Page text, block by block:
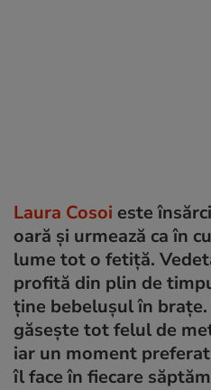
Laura Cosoi este
oară și urmează ca în
lume tot o fetiță.
profită din plin de
ține bebelușul în
găsește tot felul de
iar un moment
îl face în fiecare